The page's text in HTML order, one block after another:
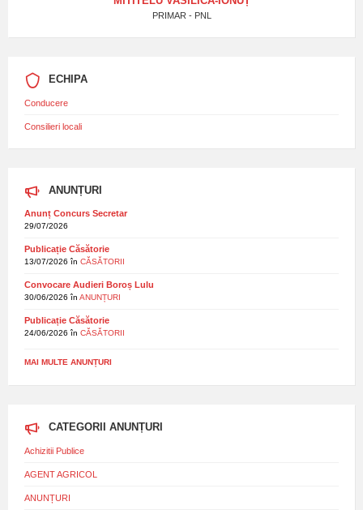
PRIMAR - PNL
ECHIPA
Conducere
Consilieri locali
ANUNȚURI
Anunț Concurs Secretar
29/07/2026
Publicație Căsătorie
13/07/2026 în CĂSĂTORII
Convocare Audieri Boroș Lulu
30/06/2026 în ANUNȚURI
Publicație Căsătorie
24/06/2026 în CĂSĂTORII
MAI MULTE ANUNȚURI
CATEGORII ANUNȚURI
Achizitii Publice
AGENT AGRICOL
ANUNȚURI